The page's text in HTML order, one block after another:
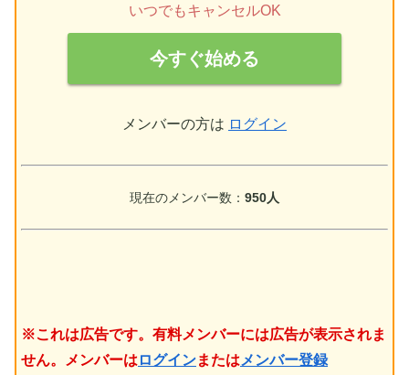
いつでもキャンセルOK
今すぐ始める
メンバーの方は ログイン
現在のメンバー数： 950人
※これは広告です。有料メンバーには広告が表示されま
せん。メンバーは ログインまたは メンバー登録